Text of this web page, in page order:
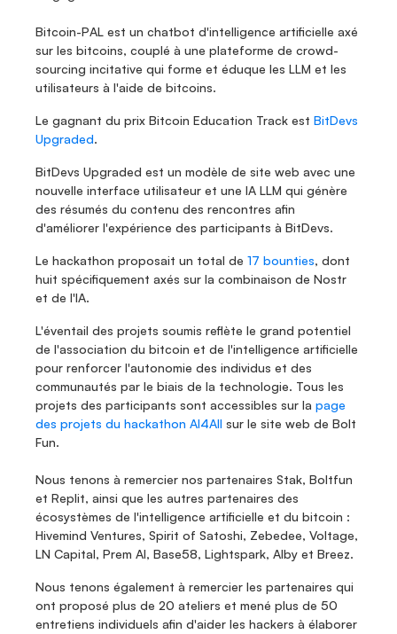
Bitcoin-PAL est un chatbot d'intelligence artificielle axé
sur les bitcoins, couplé à une plateforme de crowd-
sourcing incitative qui forme et éduque les LLM et les
utilisateurs à l'aide de bitcoins.
Le gagnant du prix Bitcoin Education Track est BitDevs
Upgraded.
BitDevs Upgraded est un modèle de site web avec une
nouvelle interface utilisateur et une IA LLM qui génère
des résumés du contenu des rencontres afin
d'améliorer l'expérience des participants à BitDevs.
Le hackathon proposait un total de 17 bounties, dont
huit spécifiquement axés sur la combinaison de Nostr
et de l'IA.
L'éventail des projets soumis reflète le grand potentiel
de l'association du bitcoin et de l'intelligence artificielle
pour renforcer l'autonomie des individus et des
communautés par le biais de la technologie. Tous les
projets des participants sont accessibles sur la page
des projets du hackathon AI4All sur le site web de Bolt
Fun.
Nous tenons à remercier nos partenaires Stak, Boltfun
et Replit, ainsi que les autres partenaires des
écosystèmes de l'intelligence artificielle et du bitcoin :
Hivemind Ventures, Spirit of Satoshi, Zebedee, Voltage,
LN Capital, Prem AI, Base58, Lightspark, Alby et Breez.
Nous tenons également à remercier les partenaires qui
ont proposé plus de 20 ateliers et mené plus de 50
entretiens individuels afin d'aider les hackers à élaborer